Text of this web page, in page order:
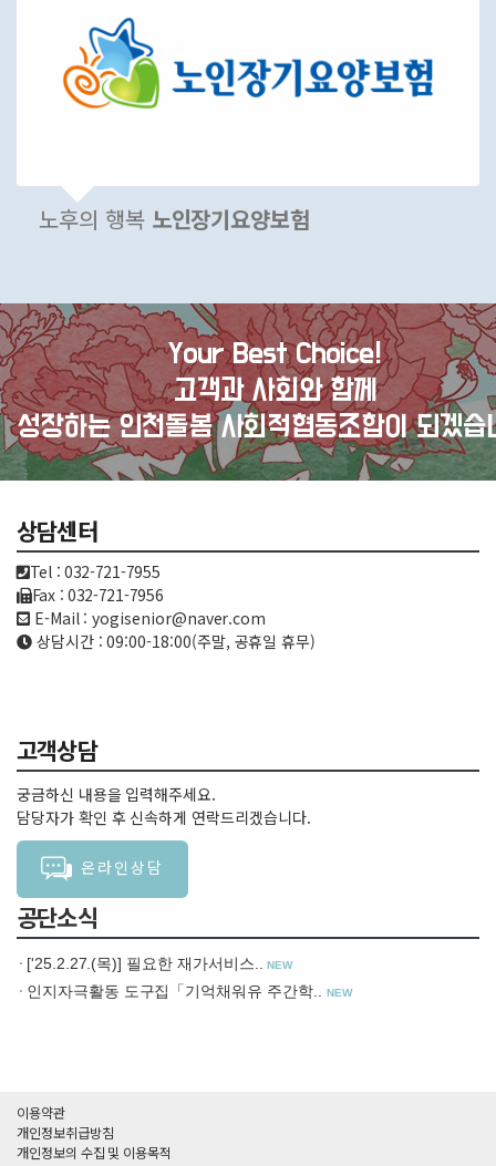
노후의 행복 노인장기요양보험
Your Best Choice!
고객과 사회와 함께
성장하는 인천돌봄 사회적협동조합이 되겠습
상담센터
Tel : 032-721-7955
Fax : 032-721-7956
E-Mail : yogisenior@naver.com
상담시간 : 09:00-18:00(주말, 공휴일 휴무)
고객상담
궁금하신 내용을 입력해주세요.
담당자가 확인 후 신속하게 연락드리겠습니다.
온라인상담
공단소식
['25.2.27.(목)] 필요한 재가서비스..NEW
인지자극활동 도구집「기억채워유 주간학.. NEW
이용약관
개인정보취급방침
개인정보의 수집 및 이용목적